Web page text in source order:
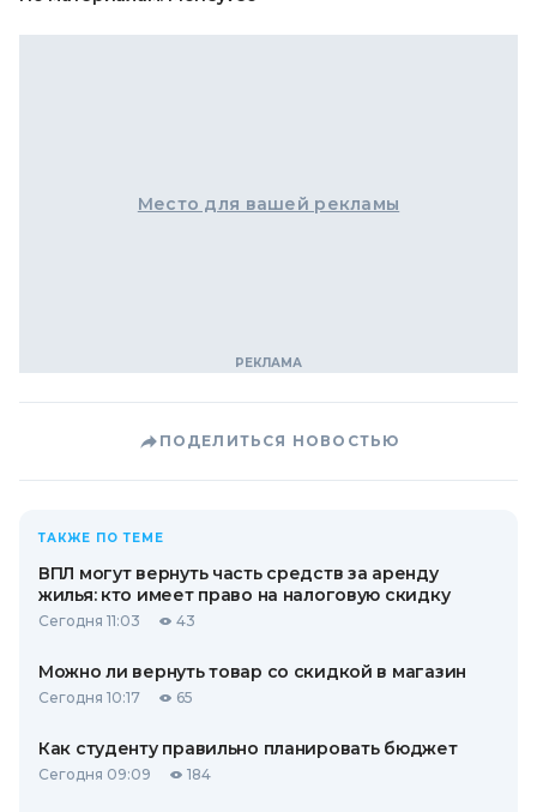
Место для вашей рекламы
ПОДЕЛИТЬСЯ НОВОСТЬЮ
ТАКЖЕ ПО ТЕМЕ
ВПЛ могут вернуть часть средств за аренду
жилья: кто имеет право на налоговую скидку
Сегодня 11:03 43
Можно ли вернуть товар со скидкой в ​​магазин
Сегодня 10:17 65
Как студенту правильно планировать бюджет
Сегодня 09:09 184